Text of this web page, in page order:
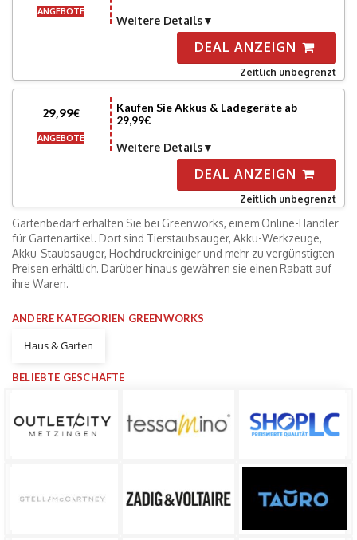
ANGEBOTE
Weitere Details
DEAL ANZEIGN
Zeitlich unbegrenzt
29,99€
ANGEBOTE
Kaufen Sie Akkus & Ladegeräte ab
29,99€
Weitere Details
DEAL ANZEIGN
Zeitlich unbegrenzt
Gartenbedarf erhalten Sie bei Greenworks, einem Online-Händler
für Gartenartikel. Dort sind Tierstaubsauger, Akku-Werkzeuge,
Akku-Staubsauger, Hochdruckreiniger und mehr zu vergünstigten
Preisen erhältlich. Darüber hinaus gewähren sie einen Rabatt auf
ihre Waren.
ANDERE KATEGORIEN GREENWORKS
Haus & Garten
BELIEBTE GESCHÄFTE